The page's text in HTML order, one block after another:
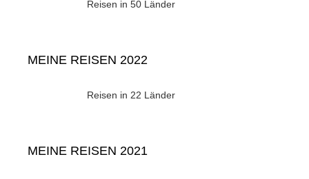
Reisen in 50 Länder
MEINE REISEN 2022
Reisen in 22 Länder
MEINE REISEN 2021